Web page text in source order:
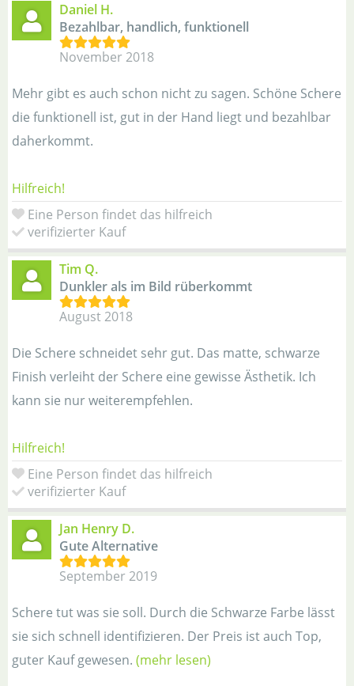
Daniel H.
Bezahlbar, handlich, funktionell
November 2018
Mehr gibt es auch schon nicht zu sagen. Schöne Schere
die funktionell ist, gut in der Hand liegt und bezahlbar
daherkommt.
Hilfreich!
Eine Person findet das hilfreich
verifizierter Kauf
Tim Q.
Dunkler als im Bild rüberkommt
August 2018
Die Schere schneidet sehr gut. Das matte, schwarze
Finish verleiht der Schere eine gewisse Ästhetik. Ich
kann sie nur weiterempfehlen.
Hilfreich!
Eine Person findet das hilfreich
verifizierter Kauf
Jan Henry D.
Gute Alternative
September 2019
Schere tut was sie soll. Durch die Schwarze Farbe lässt
sie sich schnell identifizieren. Der Preis ist auch Top,
guter Kauf gewesen. (mehr lesen)